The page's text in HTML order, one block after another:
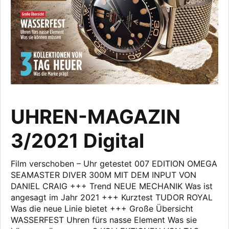
UHREN-MAGAZIN
3/2021 Digital
Film verschoben – Uhr getestet 007 EDITION OMEGA
SEAMASTER DIVER 300M MIT DEM INPUT VON
DANIEL CRAIG +++ Trend NEUE MECHANIK Was ist
angesagt im Jahr 2021 +++ Kurztest TUDOR ROYAL
Was die neue Linie bietet +++ Große Übersicht
WASSERFEST Uhren fürs nasse Element Was sie